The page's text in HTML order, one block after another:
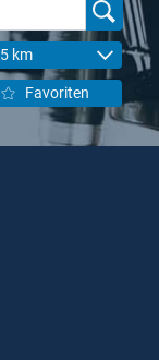
5 km
Favoriten